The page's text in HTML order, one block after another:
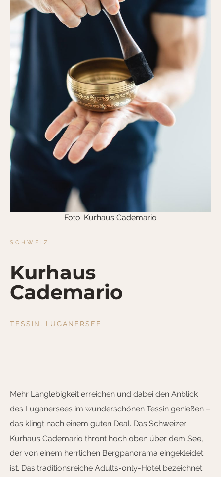
Foto: Kurhaus Cademario
SCHWEIZ
Kurhaus
Cademario
TESSIN, LUGANERSEE
Mehr Langlebigkeit erreichen und dabei den Anblick
des Luganersees im wunderschönen Tessin genießen –
das klingt nach einem guten Deal. Das Schweizer
Kurhaus Cademario thront hoch oben über dem See,
der von einem herrlichen Bergpanorama eingekleidet
ist. Das traditionsreiche Adults-only-Hotel bezeichnet